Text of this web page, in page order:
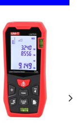
4.9/5 - (15 bình chọn)